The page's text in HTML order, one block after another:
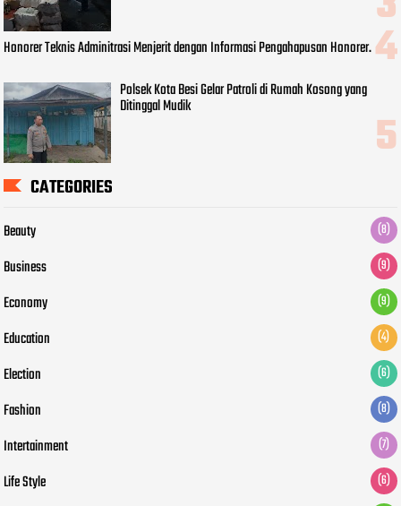
Honorer Teknis Adminitrasi Menjerit dengan Informasi Pengahapusan Honorer.
Polsek Kota Besi Gelar Patroli di Rumah Kosong yang
Ditinggal Mudik
CATEGORIES
Beauty (8)
Business (9)
Economy (9)
Education (4)
Election (6)
Fashion (8)
Intertainment (7)
Life Style (6)